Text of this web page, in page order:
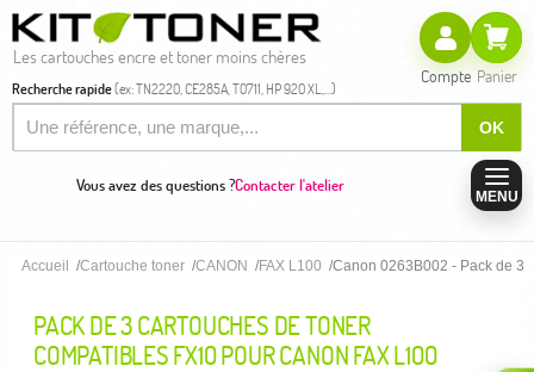
Les cartouches encre et toner moins chères
Recherche rapide(ex: TN2220, CE285A, T0711, HP 920 XL,...)
OK
Compte Panier
Vous avez des questions ?Contacter l'atelier
MENU
Accueil Cartouche toner CANON FAX L100 Canon 0263B002 - Pack de 3
PACK DE 3 CARTOUCHES DE TONER
COMPATIBLES FX10 POUR CANON FAX L100